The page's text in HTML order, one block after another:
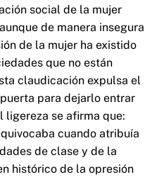
social de la mujer
de manera insegura
de la mujer ha existido
que no están
claudicación expulsa el
para dejarlo entrar
ligereza se afirma que:
cuando atribuía
de clase y de la
histórico de la opresión